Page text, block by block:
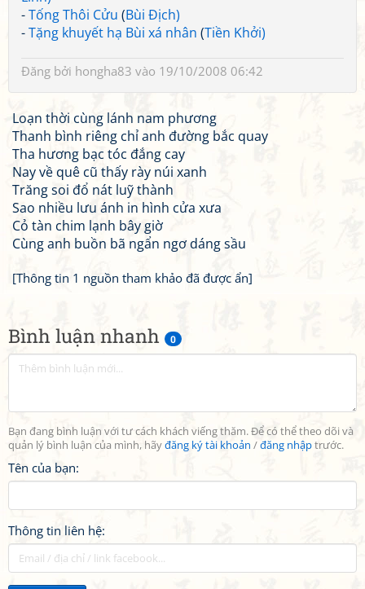
Bình luận nhanh 0
Bạn đang bình luận với tư cách khách viếng thăm. Để có thể theo dõi và
quản lý bình luận của mình, hãyđăng ký tài khoản /đăng nhậptrước.
Tên của bạn:
Thông tin liên hệ:
-Tống Thôi Cửu (Bùi Địch)
-Tặng khuyết hạ Bùi xá nhân (Tiền Khởi)
Đăng bởi hongha83 vào 19/10/2008 06:42
Loạn thời cùng lánh nam phương
Thanh bình riêng chỉ anh đường bắc quay
Tha hương bạc tóc đắng cay
Nay về quê cũ thấy rày núi xanh
Trăng soi đổ nát luỹ thành
Sao nhiều lưu ánh in hình cửa xưa
Cỏ tàn chim lạnh bây giờ
Cùng anh buồn bã ngẩn ngơ dáng sầu
[Thông tin 1 nguồn tham khảo đã được ẩn]